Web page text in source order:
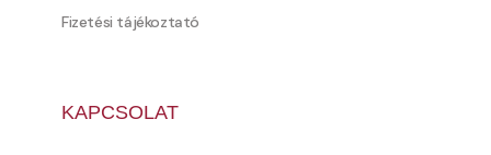
Fizetési tájékoztató
KAPCSOLAT